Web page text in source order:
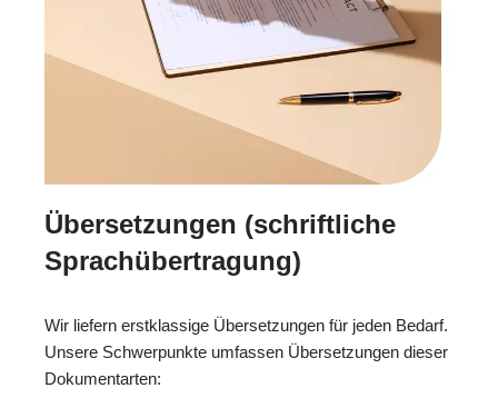
Übersetzungen (schriftliche
Sprachübertragung)
Wir liefern erstklassige Übersetzungen für jeden Bedarf.
Unsere Schwerpunkte umfassen Übersetzungen dieser
Dokumentarten: